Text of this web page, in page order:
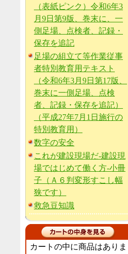
（表紙ピンク）令和6年3
月9日第9版、巻末に、一
側足場、点検者、記録・
保存を追記
足場の組立て等作業従事
者特別教育用テキスト
（令和6年3月9日第17版、
巻末に一側足場、点検
者、記録・保存を追記）
（平成27年7月1日施行の
特別教育用）
数字の安全
これが建設現場だ-建設現
場ではじめて働く方-小冊
子（Ａ６判変形すこし幅
狭です）
救急豆知識
カートの中に商品はありま